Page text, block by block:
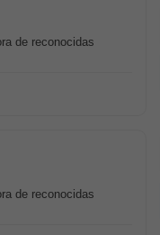
de reconocidas
de reconocidas